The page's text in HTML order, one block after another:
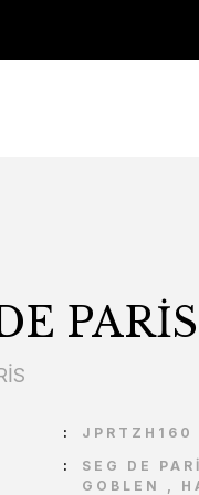
JPRTZH160
SEG DE
GOBLEN
,